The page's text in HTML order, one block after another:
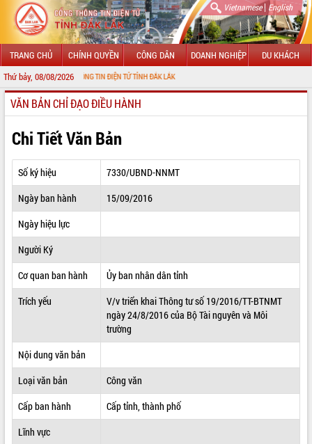
Vietnamese| English
TRANG CHỦ CHÍNH QUYỀN CÔNG DÂN DOANH NGHIỆP DU KHÁCH
Thứ bảy, 08/08/2026
CỔNG THÔNG TIN ĐIỆN TỬ TỈNH ĐẮK LẮK
GIỚI THIỆU
LÃNH ĐẠO UBND TỈNH
TIN TỨC SỰ KIỆN
SỞ, BAN, NGÀNH
THÔNG TIN CHỈ ĐẠO ĐIỀU HÀNH
HỆ THỐNG VĂN BẢN
VĂN BẢN HĐND TỈNH
QUY HOẠCH - KẾ HOẠCH
VĂN BẢN CHỈ ĐẠO ĐIỀU HÀNH
Chi Tiết Văn Bản
Số ký hiệu
7330/UBND-NNMT
Ngày ban hành
15/09/2016
Ngày hiệu lực
Người Ký
Cơ quan ban hành
Ủy ban nhân dân tỉnh
Trích yếu
V/v triển khai Thông tư số 19/2016/TT-BTNMT
ngày 24/8/2016 của Bộ Tài nguyên và Môi
trường
Nội dung văn bản
Loại văn bản
Công văn
Cấp ban hành
Cấp tỉnh, thành phố
Lĩnh vực